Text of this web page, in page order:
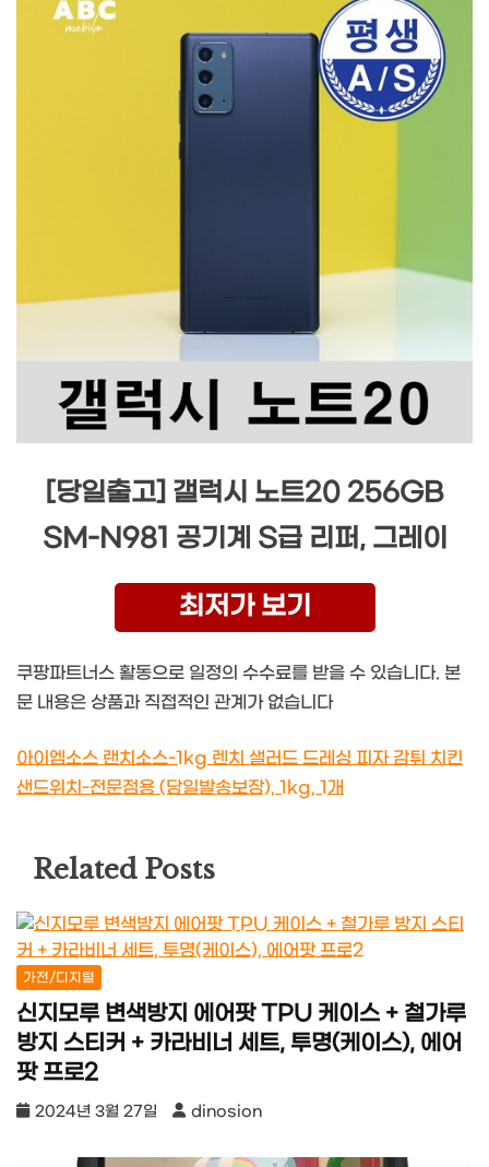
[당일출고] 갤럭시 노트20 256GB
SM-N981 공기계 S급 리퍼, 그레이
최저가 보기
쿠팡파트너스 활동으로 일정의 수수료를 받을 수 있습니다. 본
문 내용은 상품과 직접적인 관계가 없습니다
아이엠소스 랜치소스-1kg 렌치 샐러드 드레싱 피자 감튀 치킨
샌드위치-전문점용 (당일발송보장), 1kg, 1개
Related Posts
가전/디지털
신지모루 변색방지 에어팟 TPU 케이스 + 철가루
방지 스티커 + 카라비너 세트, 투명(케이스), 에어
팟 프로2
2024년 3월 27일 dinosion